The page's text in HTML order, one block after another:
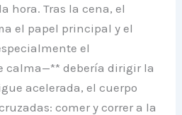
hora. Tras la cena, el
el papel principal y el
el
calma—** debería dirigir la
acelerada, el cuerpo
comer y correr a la